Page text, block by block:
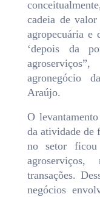
cadeia de
agropecuária e
‘depois da
agronegócio
Araújo.
O
da atividade de
no setor
transações.
negócios